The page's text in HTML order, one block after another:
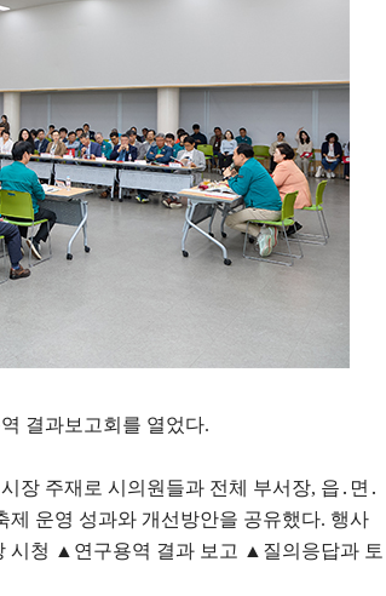
결과보고회를 열었다.
장 주재로 시의원들과 전체 부서장, 읍 ․ 면 ․
제 운영 성과와 개선방안을 공유했다. 행사
시청 ▲ 연구용역 결과 보고 ▲ 질의응답과 토